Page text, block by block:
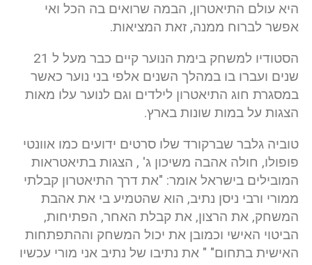
היא עולם התיאטרון, הבמה שרואים בה הכל ואי
אפשר לברוח ממנה, זאת המציאות.
הסטודיו למשחק בימת הנוער קיים כבר מעל ל 21
שנים ועברו בו במהלך השנים אלפי בני נוער כאשר
במסגרת חוג התיאטרון לילדים וגם לנוער עלו מאות
הצגות על במות שונות בארץ.
טוביה גלבר שברקורד שלו סרטים ידועים כמו אוונטי
פופולו, חולה אהבה משיכון ג' , הצגות בתיאטראות
המובילים בישראל אומר: "את דרך התיאטרון קבלתי
ממורי ורבי ניסן נתיב, הוא שהטמיע בי את אהבת
המשחק, את הרצון, את קבלת האחר, הפתיחות,
הביטוי האישי וכמובן את יכול המשחק וההתפתחות
האישית בתחום" " את נתיבו של נתיב אני מורי עכשיו